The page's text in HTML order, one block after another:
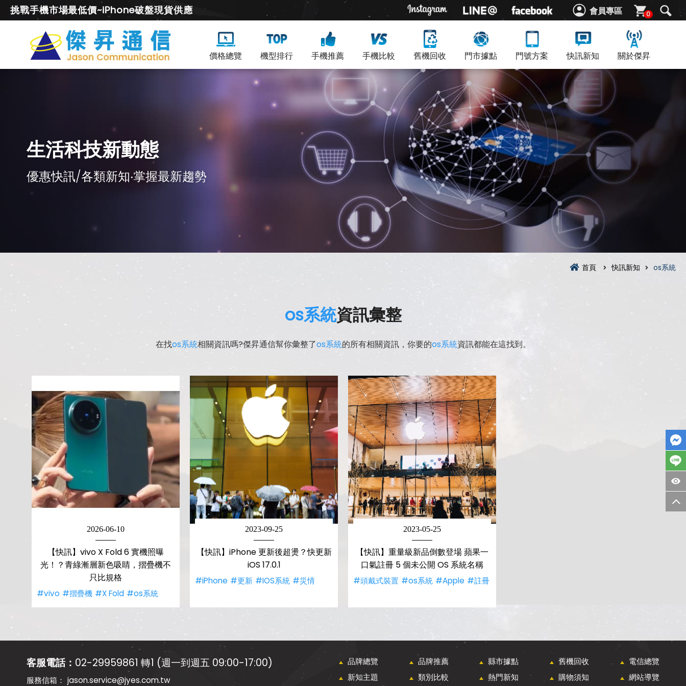
會員專區 0
挑戰手機市場最低價~iPhone破盤現貨供應
價格總覽 機型排行 手機推薦 手機比較 舊機回收 門市據點 門號方案 快訊新知 關於傑昇
生活科技新動態
優惠快訊/各類新知‧掌握最新趨勢
首頁 快訊新知 os系統
os系統資訊彙整
在找os系統相關資訊嗎?傑昇通信幫你彙整了os系統的所有相關資訊，你要的os系統資訊都能在這找到。
2026-06-10
【快訊】vivo X Fold 6 實機照曝
光！？青綠漸層新色吸睛，摺疊機不
只比規格
#vivo #摺疊機 #X Fold #os系統
2023-09-25
【快訊】iPhone 更新後超燙？快更新
iOS 17.0.1
#iPhone #更新 #IOS系統 #災情
2023-05-25
【快訊】重量級新品倒數登場 蘋果一
口氣註冊 5 個未公開 OS 系統名稱
#頭戴式裝置 #os系統 #Apple #註冊
客服電話： 02-29959861 轉1 (週一到週五 09:00-17:00)
jason.service@jyes.com.tw
品牌總覽 品牌推薦 縣市據點 舊機回收
電信總覽
新知主題
類別比較 熱門新知 購物須知 網站導覽